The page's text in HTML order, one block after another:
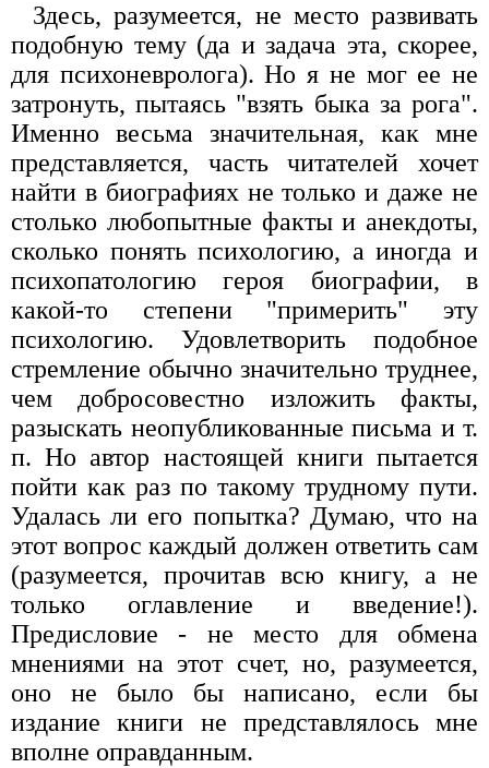
Здесь, разумеется, не место развивать
подобную тему (да и задача эта, скорее,
для психоневролога). Но я не мог ее не
затронуть, пытаясь "взять быка за рога".
Именно весьма значительная, как мне
представляется, часть читателей хочет
найти в биографиях не только и даже не
столько любопытные факты и анекдоты,
сколько понять психологию, а иногда и
психопатологию героя биографии, в
какой-то степени "примерить" эту
психологию. Удовлетворить подобное
стремление обычно значительно труднее,
чем добросовестно изложить факты,
разыскать неопубликованные письма и т.
п. Но автор настоящей книги пытается
пойти как раз по такому трудному пути.
Удалась ли его попытка? Думаю, что на
этот вопрос каждый должен ответить сам
(разумеется, прочитав всю книгу, а не
только оглавление и введение!).
Предисловие - не место для обмена
мнениями на этот счет, но, разумеется,
оно не было бы написано, если бы
издание книги не представлялось мне
вполне оправданным.